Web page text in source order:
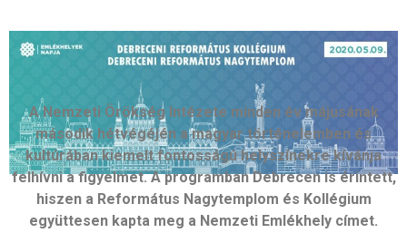
A Nemzeti Örökség Intézete minden év májusának
második hétvégéjén a magyar történelemben és
kultúrában kiemelt fontosságú helyszínekre kívánja
felhívni a figyelmet. A programban Debrecen is érintett,
hiszen a Református Nagytemplom és Kollégium
együttesen kapta meg a Nemzeti Emlékhely címet.